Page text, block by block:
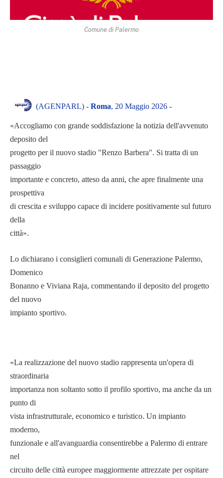
Comune di Palermo
(AGENPARL) - Roma, 20 Maggio 2026 -
«Accogliamo con grande soddisfazione la notizia dell'avvenuto
deposito del
progetto per il nuovo stadio "Renzo Barbera". Si tratta di un
passaggio
importante e concreto, atteso da anni, che apre finalmente una
prospettiva
di crescita e sviluppo capace di incidere positivamente sul futuro
della
città».
Lo dichiarano i consiglieri comunali di Generazione Palermo,
Domenico
Bonanno e Viviana Raja, commentando il deposito del progetto
del nuovo
impianto sportivo.
«La realizzazione del nuovo stadio rappresenta un'opera di
straordinaria
importanza non soltanto sotto il profilo sportivo, ma anche da un
punto di
vista infrastrutturale, economico e turistico. Un impianto
moderno,
funzionale e all'avanguardia consentirebbe a Palermo di entrare
nel
circuito delle città europee maggiormente attrezzate per ospitare